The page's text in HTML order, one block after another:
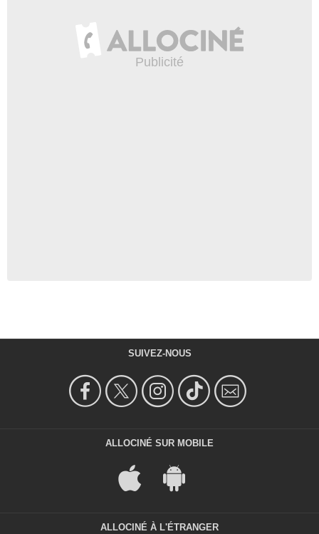
SUIVEZ-NOUS
ALLOCINÉ SUR MOBILE
ALLOCINÉ À L'ÉTRANGER